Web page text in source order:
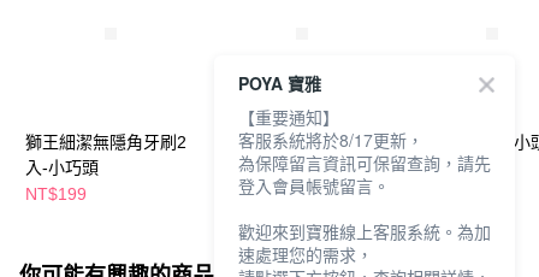
獅王細潔無隱角牙刷2
入-小巧頭
NT$199
獅王細潔無隱角炭纖牙
刷2入-中小頭
NT$199
獅王細潔牙刷-小
式隨機
POYA 寶雅
【重要通知】
客服系統將於8/17更新，
為保障留言資訊可保留查詢，請先
登入會員帳號留言。
歡迎來到寶雅線上客服系統。為加
速處理您的需求，